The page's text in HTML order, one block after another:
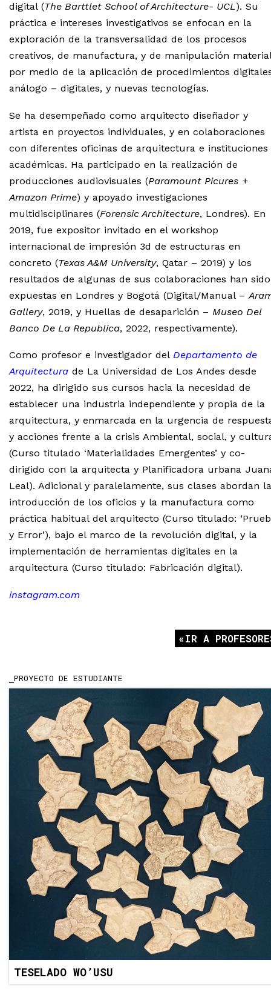
digital (The Barttlet School of Architecture- UCL). Su
práctica e intereses investigativos se enfocan en la
exploración de la transversalidad de los procesos
creativos, de manufactura, y de manipulación
por medio de la aplicación de procedimientos
análogo – digitales, y nuevas tecnologías.
Se ha desempeñado como arquitecto diseñador y
artista en proyectos individuales, y en colaboraciones
con diferentes oficinas de arquitectura e instituciones
académicas. Ha participado en la realización de
producciones audiovisuales (Paramount Picures +
Amazon Prime) y apoyado investigaciones
multidisciplinares (Forensic Architecture, Londres). En
2019, fue expositor invitado en el workshop
internacional de impresión 3d de estructuras en
concreto (Texas A&M University, Qatar – 2019) y los
resultados de algunas de sus colaboraciones han sido
expuestas en Londres y Bogotá (Digital/Manual –
Gallery, 2019, y Huellas de desaparición – Museo Del
Banco De La Republica, 2022, respectivamente).
Como profesor e investigador del Departamento de
Arquitectura de La Universidad de Los Andes desde
2022, ha dirigido sus cursos hacia la necesidad de
establecer una industria independiente y propia de la
arquitectura, y enmarcada en la urgencia de
y acciones frente a la crisis Ambiental, social, y
(Curso titulado ‘Materialidades Emergentes’ y co-
dirigido con la arquitecta y Planificadora urbana
Leal). Adicional y paralelamente, sus clases abordan la
introducción de los oficios y la manufactura como
práctica habitual del arquitecto (Curso titulado:
y Error’), bajo el marco de la revolución digital, y la
implementación de herramientas digitales en la
arquitectura (Curso titulado: Fabricación digital).
instagram.com
IR A
PROYECTO DE ESTUDIANTE
TESELADO WO’USU